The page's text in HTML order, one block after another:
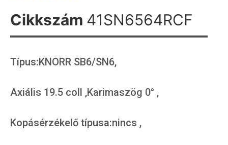
Cikkszám 41SN6564RCF
Típus:KNORR SB6/SN6,
Axiális 19.5 coll ,Karimaszög 0° ,
Kopásérzékelő típusa:nincs ,